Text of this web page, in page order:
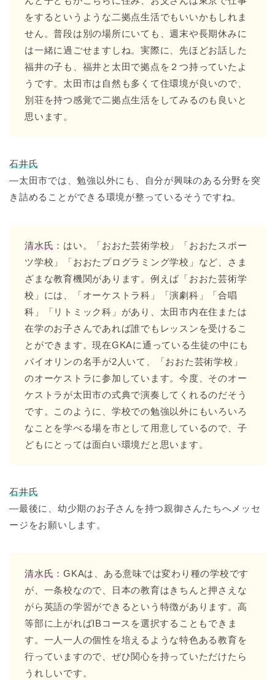
をするというような二拠点生活でもいいかもしれま
せん。普段は別の場所にいても、週末や長期休みに
は一緒に過ごせますしね。実際に、先ほどお話した
福井の子も、福井と太田で拠点を２つ持っていたよ
うです。太田市は自然も多くて住環境が良いので、
別荘を持つ感覚で二拠点生活をしてみるのも良いと
思います。
石井氏
―太田市では、勉強以外にも、自分が興味のある分野を突
き詰めることができる環境が整っているそうですね。
清水氏 ：はい。「おおた芸術学校」「おおたスポー
ツ学校」「おおたプログラミング学校」など、さま
ざまな教育機関があります。例えば「おおた芸術学
校」には、「オーケストラ科」「演劇科」「合唱
科」「リトミック科」があり、太田市内在住または
在学のお子さんであれば誰でもレッスンを受けるこ
とができます。現在GKAに通っている生徒の中にも
バイオリンの名手が2人いて、「おおた芸術学校」
のオーケストラに参加しています。今度、そのオー
ケストラが太田市の式典で演奏してくれるのだそう
です。このように、学校での勉強以外にもいろいろ
なことを学べる場を市として用意しているので、子
どもにとっては面白い環境だと思います。
石井氏
―最後に、幼少期のお子さんを持つ親御さんたちへメッセ
ージをお願いします。
清水氏 ：GKAは、ある意味では変わり種の学校です
が、一条校なので、日本の教育はきちんと押さえな
がら英語の学習ができるという特徴があります。高
等部に上がればIBコースを選択することもできま
す。一人一人の個性を培えるような特色ある教育を
行っていますので、ぜひ関心を持っていただけたら
うれしいです。